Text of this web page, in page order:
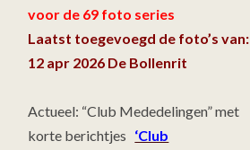
voor de 69 foto series
Laatst toegevoegd de foto’s van:
12 apr 2026 De Bollenrit
Actueel: “Club Mededelingen” met
korte berichtjes ‘Club